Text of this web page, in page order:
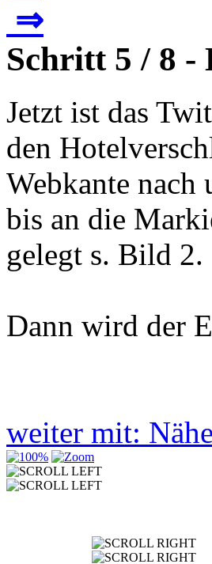
⇒
Schritt 5 / 8 -
Jetzt ist das
den
Webkante
bis an die
gelegt s. Bild 2.
Dann wird der
weiter mit: